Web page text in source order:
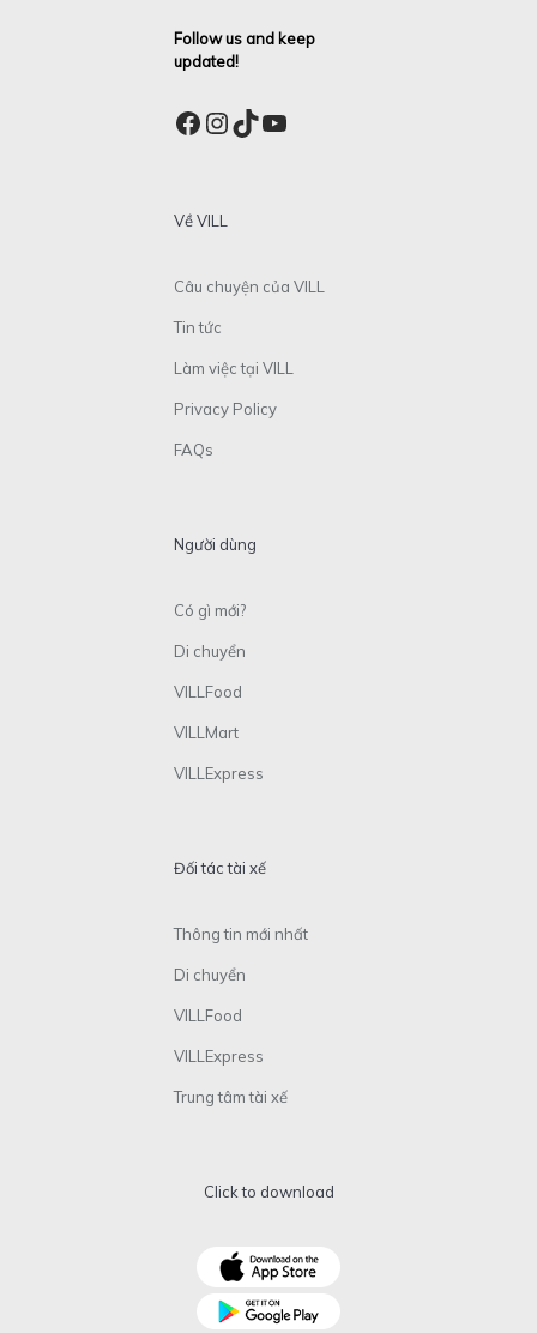
Follow us and keep
updated!
Facebook
Instagram
TikTok
YouTube
Về VILL
Câu chuyện của VILL
Tin tức
Làm việc tại VILL
Privacy Policy
FAQs
Người dùng
Có gì mới?
Di chuyển
VILLFood
VILLMart
VILLExpress
Đối tác tài xế
Thông tin mới nhất
Di chuyển
VILLFood
VILLExpress
Trung tâm tài xế
Click to download